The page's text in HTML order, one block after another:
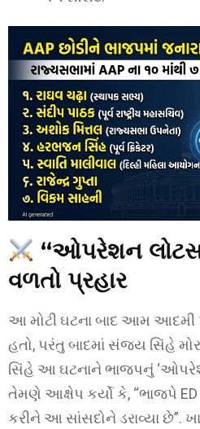
“ઓપરેશન
વળતો પ્રહાર
આ મોટી ઘટના બાદ આમ આદમી
હતો, પરંતુ બાદમાં સંજય સિંહે
સિંહે આ ઘટનાને ભાજપનું
તેમણે આક્ષેપ કર્યો કે, “ભાજપે
કરીને આ સાંસદોને ડરાવ્યા છે”.